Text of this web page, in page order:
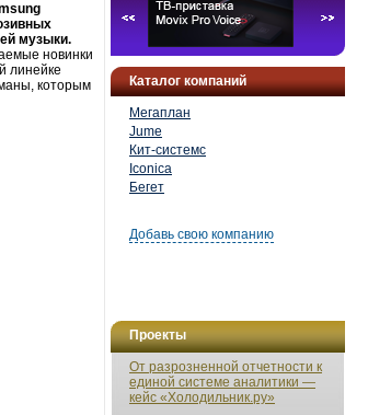
Каталог компаний
Мегаплан
Jume
Кит-системс
Iconica
Бегет
Добавь свою компанию
Проекты
От разрозненной отчетности к
единой системе аналитики —
кейс «Холодильник.ру»
музыки.
новинки
линейке
которым